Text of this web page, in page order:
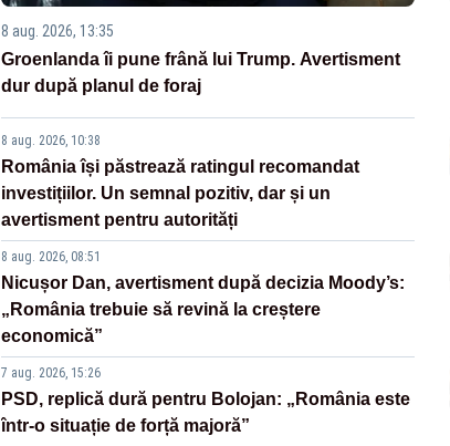
8 aug. 2026, 13:35
Groenlanda îi pune frână lui Trump. Avertisment
dur după planul de foraj
8 aug. 2026, 10:38
România își păstrează ratingul recomandat
investițiilor. Un semnal pozitiv, dar și un
avertisment pentru autorități
8 aug. 2026, 08:51
Nicușor Dan, avertisment după decizia Moody’s:
„România trebuie să revină la creștere
economică”
7 aug. 2026, 15:26
PSD, replică dură pentru Bolojan: „România este
într-o situație de forță majoră”